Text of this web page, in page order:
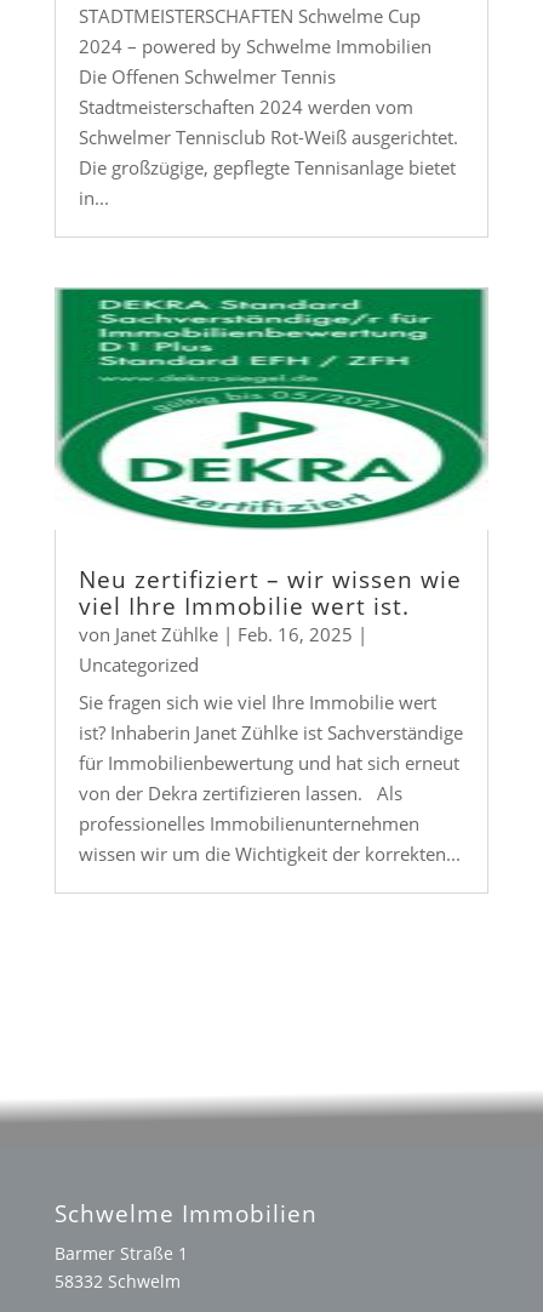
STADTMEISTERSCHAFTEN Schwelme Cup
2024 – powered by Schwelme Immobilien
Die Offenen Schwelmer Tennis
Stadtmeisterschaften 2024 werden vom
Schwelmer Tennisclub Rot-Weiß ausgerichtet.
Die großzügige, gepflegte Tennisanlage bietet
in...
Neu zertifiziert – wir wissen wie
viel Ihre Immobilie wert ist.
von Janet Zühlke| Feb. 16, 2025 |
Uncategorized
Sie fragen sich wie viel Ihre Immobilie wert
ist? Inhaberin Janet Zühlke ist Sachverständige
für Immobilienbewertung und hat sich erneut
von der Dekra zertifizieren lassen. Als
professionelles Immobilienunternehmen
wissen wir um die Wichtigkeit der korrekten...
Schwelme Immobilien
Barmer Straße 1
58332 Schwelm